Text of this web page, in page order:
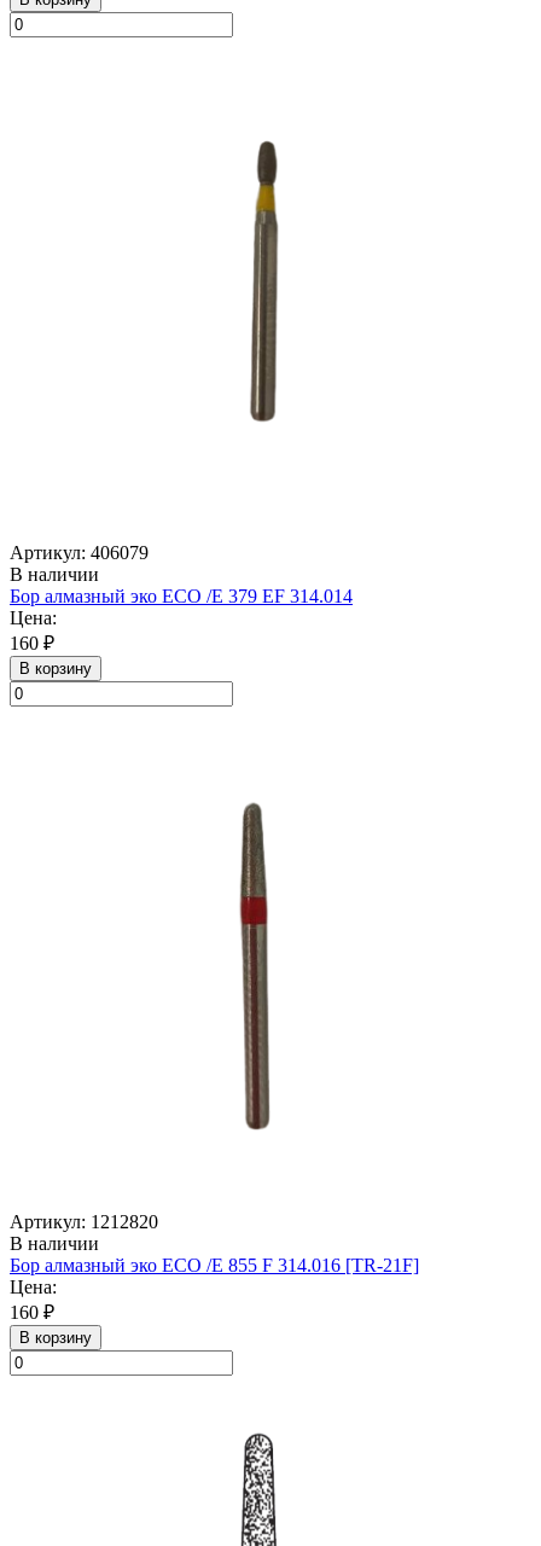
Артикул: 406079
В наличии
Бор алмазный эко ECO /E 379 EF 314.014
Цена:
160 ₽
В корзину
Артикул: 1212820
В наличии
Бор алмазный эко ECO /E 855 F 314.016 [TR-21F]
Цена:
160 ₽
В корзину